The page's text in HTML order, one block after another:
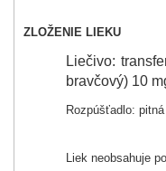
ZLOŽENIE LIEKU
Liečivo:
bravčový) 10
Rozpúšťadlo: pitná
Liek neobsahuje